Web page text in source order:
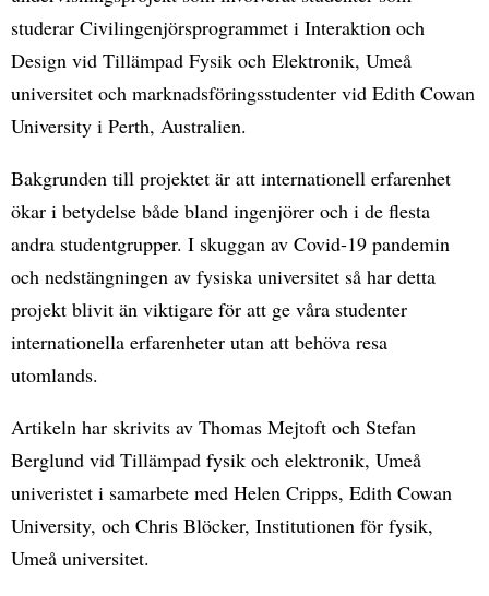
studerar Civilingenjörsprogrammet i Interaktion och
Design vid Tillämpad Fysik och Elektronik, Umeå
universitet och marknadsföringsstudenter vid Edith Cowan
University i Perth, Australien.
Bakgrunden till projektet är att internationell erfarenhet
ökar i betydelse både bland ingenjörer och i de flesta
andra studentgrupper. I skuggan av Covid-19 pandemin
och nedstängningen av fysiska universitet så har detta
projekt blivit än viktigare för att ge våra studenter
internationella erfarenheter utan att behöva resa
utomlands.
Artikeln har skrivits av Thomas Mejtoft och Stefan
Berglund vid Tillämpad fysik och elektronik, Umeå
univeristet i samarbete med Helen Cripps, Edith Cowan
University, och Chris Blöcker, Institutionen för fysik,
Umeå universitet.